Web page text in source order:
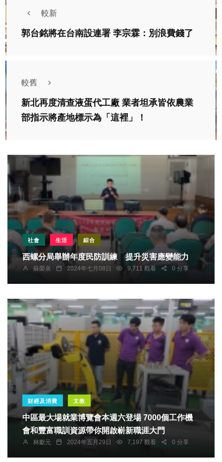
較新
郭台銘將在台南設連署 李宗霖：別浪費錢了
較舊
新北再度清查液蛋代工廠 業者坦承皆依農業
部指示將產地標示為「這裡」！
社會 生活 綜合
西螺分局舉辦年度民防訓練 提升災害應變能力
蘇榮泉 2024年七月08日 9,711 觀看 0 分享
財經及消費 文教
中區最大場就業博覽會本週六登場 7000個工作機
會和豐富職訓資源帶你開啟嶄新職涯大門
林獻元 2024年五月29日 7,197 觀看 0 分享